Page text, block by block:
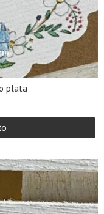
plata